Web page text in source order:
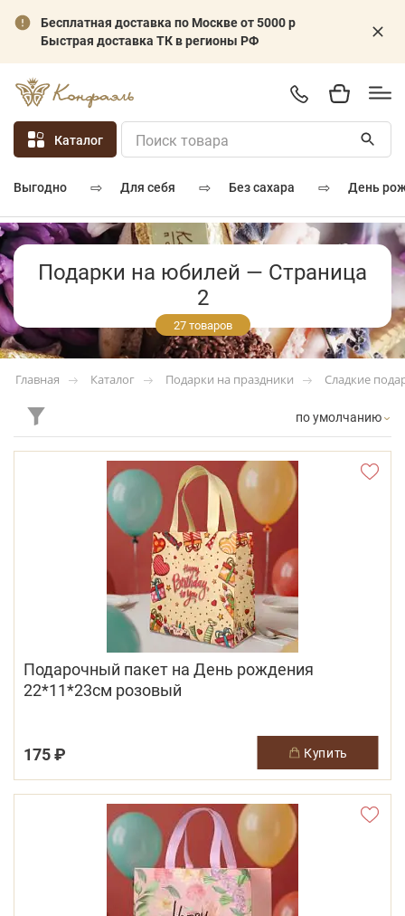
Бесплатная доставка по Москве от 5000 р
Быстрая доставка ТК в регионы РФ
Каталог
выгодно ⇨ для себя ⇨ без сахара ⇨ день
Подарки на юбилей — Страница
2
27 товаров
Главная Каталог Подарки на праздники Сладкие
по умолчанию
Подарочный пакет на День рождения
22*11*23см розовый
175 ₽ купить